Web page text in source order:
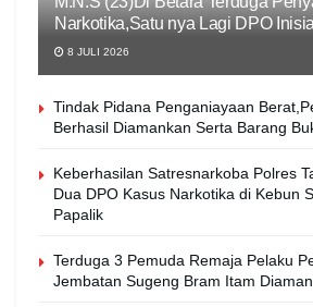
Narkotika,Satu nya Lagi DPO
8 JULI 2026
Tindak Pidana Penganiayaan
Berhasil Diamankan Serta Barang
Keberhasilan Satresnarkoba Polres
Dua DPO Kasus Narkotika di Kebun
Papalik
Terduga 3 Pemuda Remaja Pelaku
Jembatan Sugeng Bram Itam